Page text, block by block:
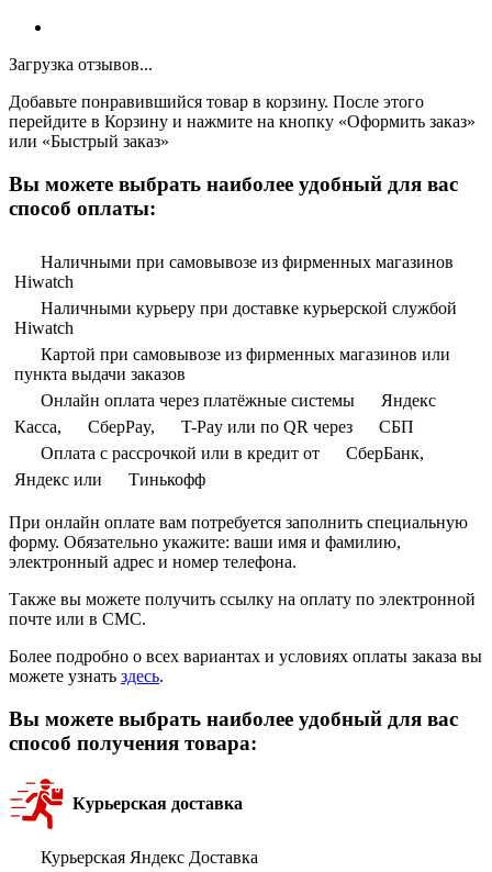
Загрузка отзывов...
Добавьте понравившийся товар в корзину. После этого
перейдите в Корзину и нажмите на кнопку «Оформить заказ»
или «Быстрый заказ»
Вы можете выбрать наиболее удобный для вас
способ оплаты:
Наличными при самовывозе из фирменных магазинов
Hiwatch
Наличными курьеру при доставке курьерской службой
Hiwatch
Картой при самовывозе из фирменных магазинов или
пункта выдачи заказов
Онлайн оплата через платёжные системы
Яндекс
Касса,
СберPay, T-Pay или по QR через
СБП
Оплата с рассрочкой или в кредит от
СберБанк,
Яндекс или
Тинькофф
При онлайн оплате вам потребуется заполнить специальную
форму. Обязательно укажите: ваши имя и фамилию,
электронный адрес и номер телефона.
Также вы можете получить ссылку на оплату по электронной
почте или в СМС.
Более подробно о всех вариантах и условиях оплаты заказа вы
можете узнать здесь.
Вы можете выбрать наиболее удобный для вас
способ получения товара:
Курьерская доставка
Курьерская Яндекс Доставка